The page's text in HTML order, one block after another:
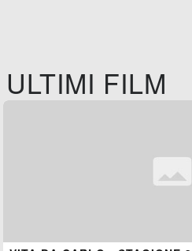
ULTIMI FILM